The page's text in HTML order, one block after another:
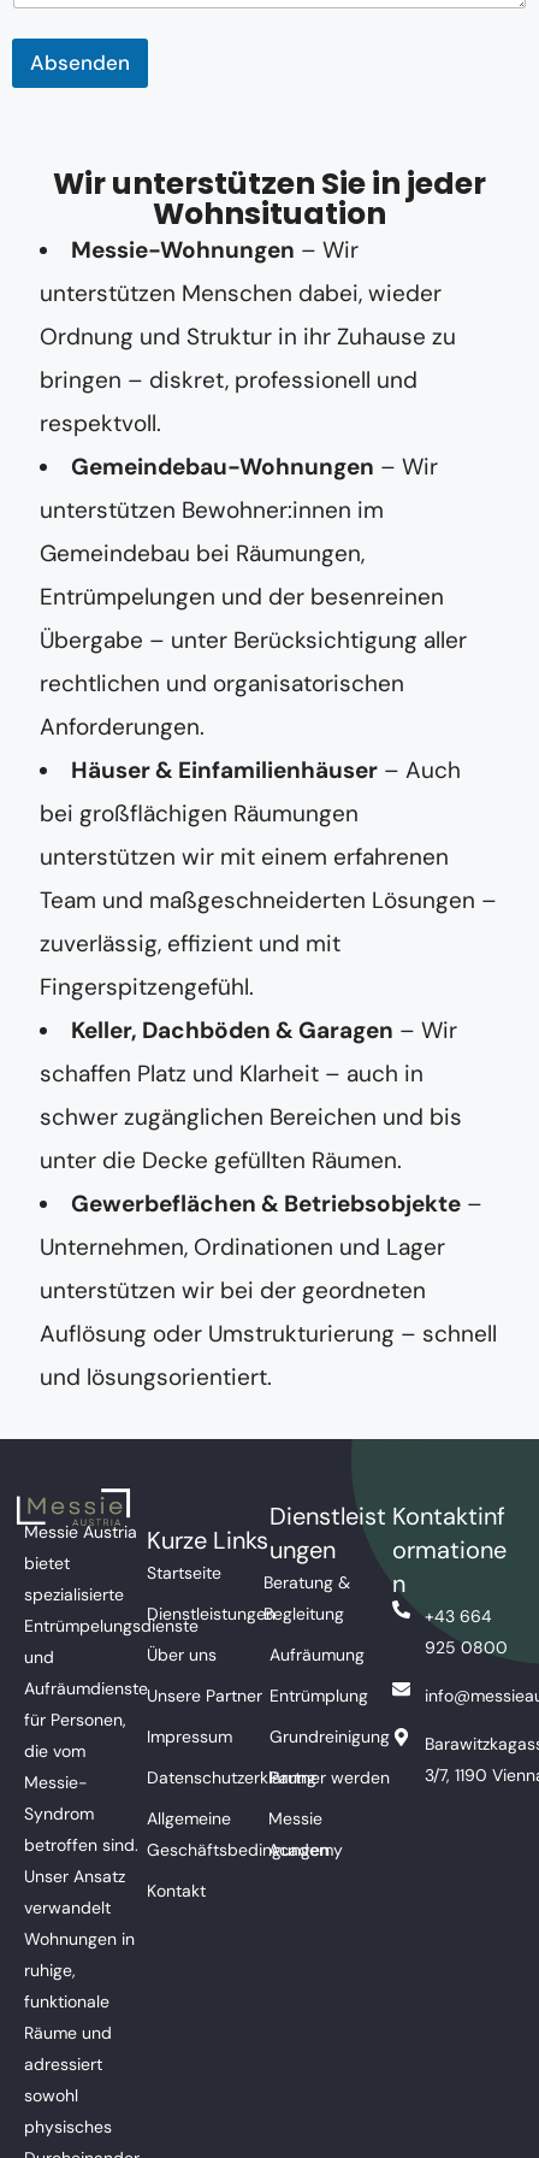
h
t
o
Absenden
Wir unterstützen Sie in jeder
Wohnsituation
Messie-Wohnungen – Wir
unterstützen Menschen dabei, wieder
Ordnung und Struktur in ihr Zuhause zu
bringen – diskret, professionell und
respektvoll.
Gemeindebau-Wohnungen – Wir
unterstützen Bewohner:innen im
Gemeindebau bei Räumungen,
Entrümpelungen und der besenreinen
Übergabe – unter Berücksichtigung aller
rechtlichen und organisatorischen
Anforderungen.
Häuser & Einfamilienhäuser – Auch
bei großflächigen Räumungen
unterstützen wir mit einem erfahrenen
Team und maßgeschneiderten Lösungen –
zuverlässig, effizient und mit
Fingerspitzengefühl.
Keller, Dachböden & Garagen – Wir
schaffen Platz und Klarheit – auch in
schwer zugänglichen Bereichen und bis
unter die Decke gefüllten Räumen.
Gewerbeflächen & Betriebsobjekte –
Unternehmen, Ordinationen und Lager
unterstützen wir bei der geordneten
Auflösung oder Umstrukturierung – schnell
und lösungsorientiert.
Messie Austria
bietet
spezialisierte
Entrümpelungsdienste
und
Aufräumdienste
für Personen,
die vom
Messie-
Syndrom
betroffen sind.
Unser Ansatz
verwandelt
Wohnungen in
ruhige,
funktionale
Räume und
adressiert
sowohl
physisches
Kurze Links
Startseite
Dienstleistungen
Über uns
Unsere Partner
Impressum
Datenschutzerklärung
Allgemeine
Geschäftsbedingungen
Kontakt
Dienstleist
ungen
Beratung &
Begleitung
Aufräumung
Entrümplung
Grundreinigung
Partner werden
Messie
Academy
Kontaktinf
ormatione
n
+43 664
925 0800
3/7, 1190